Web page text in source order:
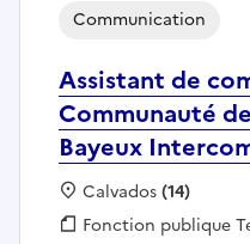
Assistant de
Communauté
Bayeux
Communication
Localisation :
Calvados(14)
Fonction publique :
Fonction publique